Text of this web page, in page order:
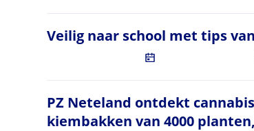
Veilig naar school met tips
Veilig naar school met tips
PZ Neteland ontdekt
PZ Neteland ontdekt
kiembakken van 4000